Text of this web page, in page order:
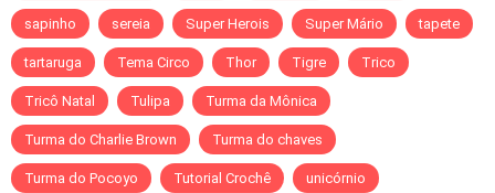
sapinho sereia Super Herois Super Mário tapete
tartaruga Tema Circo Thor Tigre Trico
Tricô Natal Tulipa Turma da Mônica
Turma do Charlie Brown Turma do chaves
Turma do Pocoyo Tutorial Crochê unicórnio